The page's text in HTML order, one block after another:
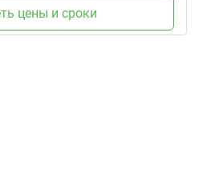
цены и сроки